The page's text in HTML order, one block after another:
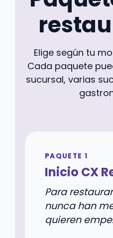
Elige según tu
Cada paquete
sucursal, varias
PAQUETE 1
Inicio CX
Para
nunca han
quieren